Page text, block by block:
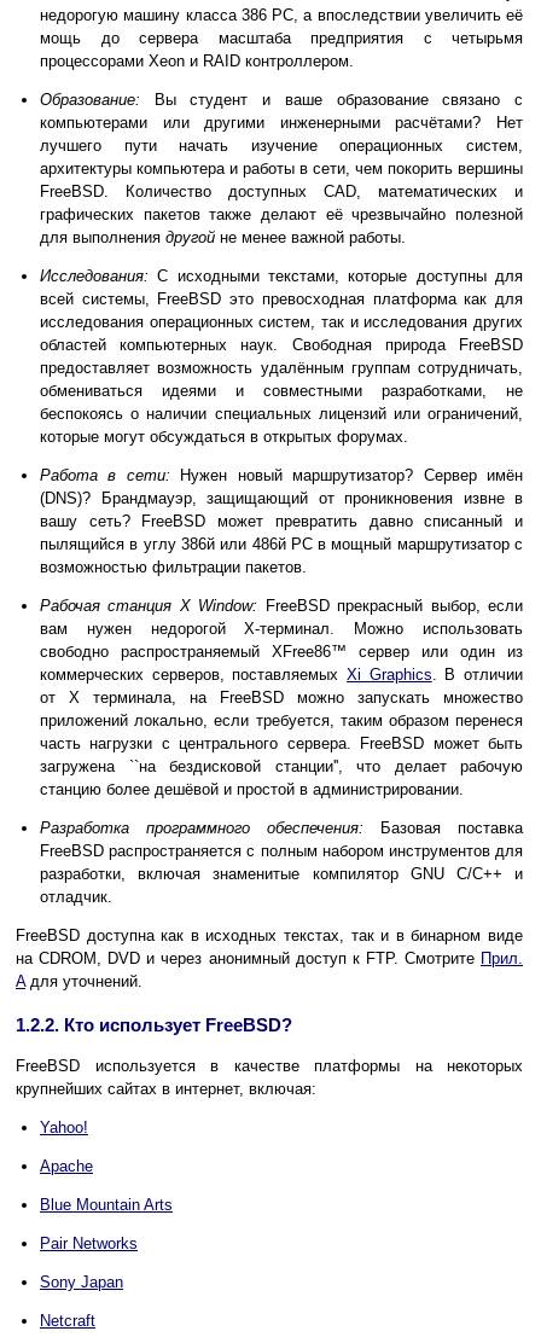
недорогую машину класса 386 PC, а впоследствии увеличить её
мощь до сервера масштаба предприятия с четырьмя
процессорами Xeon и RAID контроллером.
Образование: Вы студент и ваше образование связано с
компьютерами или другими инженерными расчётами? Нет
лучшего пути начать изучение операционных систем,
архитектуры компьютера и работы в сети, чем покорить вершины
FreeBSD. Количество доступных CAD, математических и
графических пакетов также делают её чрезвычайно полезной
для выполнения другой не менее важной работы.
Исследования: С исходными текстами, которые доступны для
всей системы, FreeBSD это превосходная платформа как для
исследования операционных систем, так и исследования других
областей компьютерных наук. Свободная природа FreeBSD
предоставляет возможность удалённым группам сотрудничать,
обмениваться идеями и совместными разработками, не
беспокоясь о наличии специальных лицензий или ограничений,
которые могут обсуждаться в открытых форумах.
Работа в сети: Нужен новый маршрутизатор? Сервер имён
(DNS)? Брандмауэр, защищающий от проникновения извне в
вашу сеть? FreeBSD может превратить давно списанный и
пылящийся в углу 386й или 486й PC в мощный маршрутизатор с
возможностью фильтрации пакетов.
Рабочая станция X Window: FreeBSD прекрасный выбор, если
вам нужен недорогой X-терминал. Можно использовать
свободно распространяемый XFree86™ сервер или один из
коммерческих серверов, поставляемых Xi Graphics. В отличии
от X терминала, на FreeBSD можно запускать множество
приложений локально, если требуется, таким образом перенеся
часть нагрузки с центрального сервера. FreeBSD может быть
загружена ``на бездисковой станции'', что делает рабочую
станцию более дешёвой и простой в администрировании.
Разработка программного обеспечения: Базовая поставка
FreeBSD распространяется с полным набором инструментов для
разработки, включая знаменитые компилятор GNU C/C++ и
отладчик.
FreeBSD доступна как в исходных текстах, так и в бинарном виде
на CDROM, DVD и через анонимный доступ к FTP. Смотрите Прил.
Aдля уточнений.
1.2.2. Кто использует FreeBSD?
FreeBSD используется в качестве платформы на некоторых
крупнейших сайтах в интернет, включая:
Yahoo!
Apache
Blue Mountain Arts
Pair Networks
Sony Japan
Netcraft